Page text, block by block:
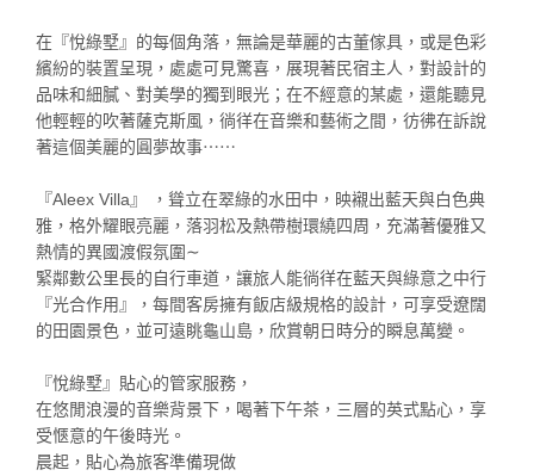
在『悅綠墅』的每個角落，無論是華麗的古董傢具，或是色彩
繽紛的裝置呈現，處處可見驚喜，展現著民宿主人，對設計的
品味和細膩、對美學的獨到眼光；在不經意的某處，還能聽見
他輕輕的吹著薩克斯風，徜徉在音樂和藝術之間，彷彿在訴說
著這個美麗的圓夢故事⋯⋯
『Aleex Villa』 ，聳立在翠綠的水田中，映襯出藍天與白色典
雅，格外耀眼亮麗，落羽松及熱帶樹環繞四周，充滿著優雅又
熱情的異國渡假氛圍∼
緊鄰數公里長的自行車道，讓旅人能徜徉在藍天與綠意之中行
『光合作用』，每間客房擁有飯店級規格的設計，可享受遼闊
的田園景色，並可遠眺龜山島，欣賞朝日時分的瞬息萬變。
『悅綠墅』貼心的管家服務，
在悠閒浪漫的音樂背景下，喝著下午茶，三層的英式點心，享
受愜意的午後時光。
晨起，貼心為旅客準備現做